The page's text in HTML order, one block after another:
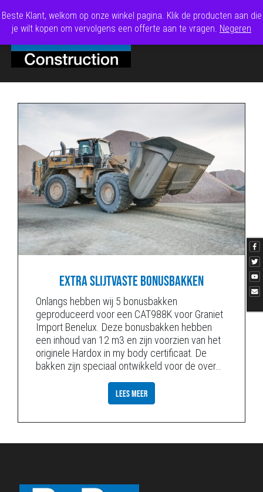
EXTRA SLIJTVASTE BONUSBAKKEN
Onlangs hebben wij 5 bonusbakken
geproduceerd voor een CAT988K voor Graniet
Import Benelux. Deze bonusbakken hebben
een inhoud van 12 m3 en zijn voorzien van het
originele Hardox in my body certificaat. De
bakken zijn speciaal ontwikkeld voor de over…
LEES MEER
Beste Klant, welkom op onze winkel pagina. Klik de producten aan die
je wilt kopen om vervolgens een offerte aan te vragen. Negeren